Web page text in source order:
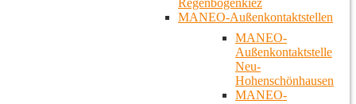
Regenbogenkiez
MANEO-Außenkontaktstellen
MANEO-
Außenkontaktstelle
Neu-
Hohenschönhausen
MANEO-